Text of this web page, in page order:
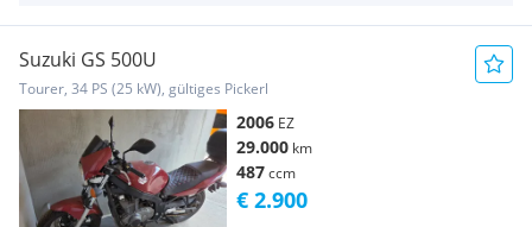
Suzuki GS 500U
Tourer, 34 PS (25 kW), gültiges Pickerl
2006 EZ
29.000 km
487ccm
€ 2.900